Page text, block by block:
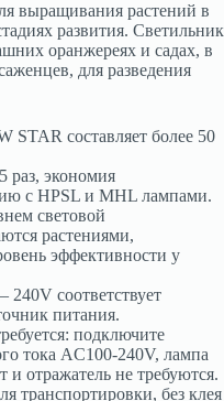
выращивания растений в
развития. Светильник
оранжереях и садах, в
для разведения
составляет более 50
экономия
с HPSL и MHL лампами.
световой
растениями,
эффективности у
соответствует
питания.
подключите
тока AC100-240V, лампа
и отражатель не требуются.
транспортировки, без клея